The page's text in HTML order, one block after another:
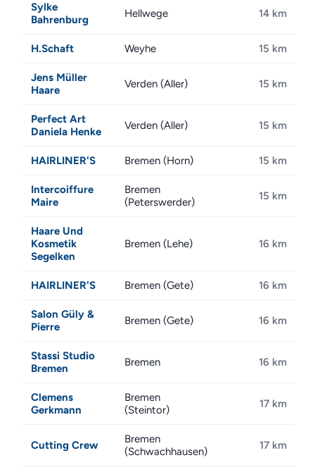
Sylke
Bahrenburg
Hellwege 14 km
H.Schaft Weyhe 15 km
Jens Müller
Haare
Verden (Aller) 15 km
Perfect Art
Daniela Henke
Verden (Aller) 15 km
HAIRLINER'S Bremen (Horn) 15 km
Intercoiffure
Maire
Bremen
(Peterswerder)
15 km
Haare Und
Kosmetik
Segelken
Bremen (Lehe) 16 km
HAIRLINER'S Bremen (Gete) 16 km
Salon Güly &
Pierre
Bremen (Gete) 16 km
Stassi Studio
Bremen
Bremen 16 km
Clemens
Gerkmann
Bremen
(Steintor)
17 km
Cutting Crew
Bremen
(Schwachhausen)
17 km